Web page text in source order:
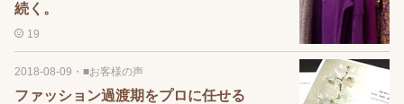
続く。
19
2018-08-09 ・ ■お客様の声
ファッション過渡期をプロに任せる